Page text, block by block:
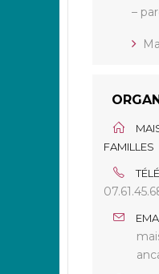
–
FAMILLES